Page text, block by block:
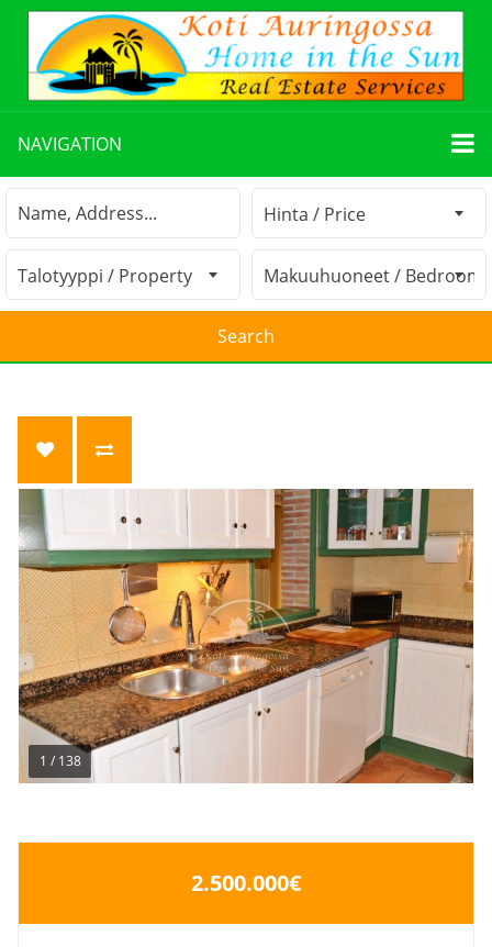
NAVIGATION
1 / 138
2.500.000€